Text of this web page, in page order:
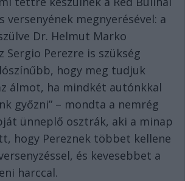
versenyének megnyerésével: a
Dr. Helmut Marko
Sergio Perezre is szükség
hogy meg tudjuk
álmot, ha mindkét autónkkal
győzni” – mondta a nemrég
ünneplő osztrák, aki a minap
hogy Pereznek többet kellene
és kevesebbet a
harccal.